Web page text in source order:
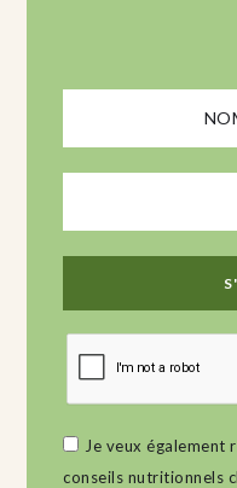
Je veux
conseils nutritionnels